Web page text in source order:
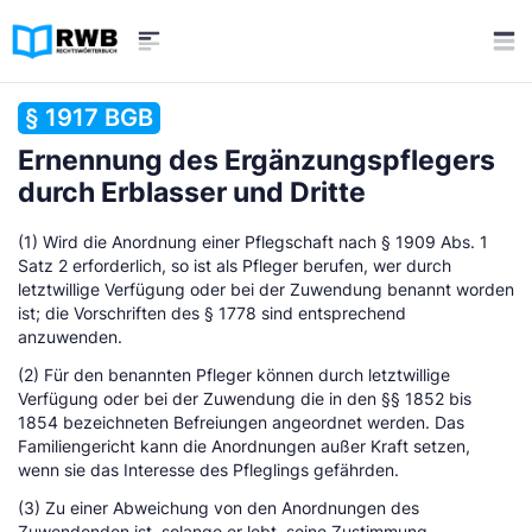
§ 1917 BGB
Ernennung des Ergänzungspflegers
durch Erblasser und Dritte
(1) Wird die Anordnung einer Pflegschaft nach § 1909 Abs. 1
Satz 2 erforderlich, so ist als Pfleger berufen, wer durch
letztwillige Verfügung oder bei der Zuwendung benannt worden
ist; die Vorschriften des § 1778 sind entsprechend
anzuwenden.
(2) Für den benannten Pfleger können durch letztwillige
Verfügung oder bei der Zuwendung die in den §§ 1852 bis
1854 bezeichneten Befreiungen angeordnet werden. Das
Familiengericht kann die Anordnungen außer Kraft setzen,
wenn sie das Interesse des Pfleglings gefährden.
(3) Zu einer Abweichung von den Anordnungen des